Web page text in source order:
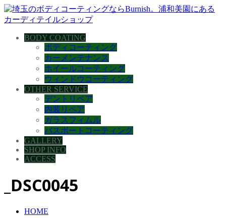
BODY COATING
ボディコーティング
カーメンテナンス
ホイールコーティング
ウィンドウコーティング
OTHER SERVICE
デントリペア
内装リペア
ガラスフィムル
バスボートコーティング
GALLERY
SHOP INFO
ACCESS
_DSC0045
HOME